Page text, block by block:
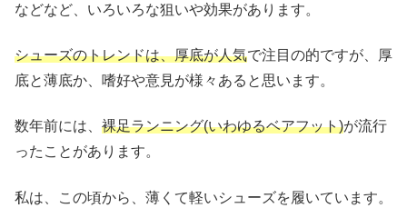
などなど、いろいろな狙いや効果があります。
シューズのトレンドは、厚底が人気で注目の的ですが、厚
底と薄底か、嗜好や意見が様々あると思います。
数年前には、 裸足ランニング(いわゆるベアフット)が流行
ったことがあります。
私は、この頃から、薄くて軽いシューズを履いています。